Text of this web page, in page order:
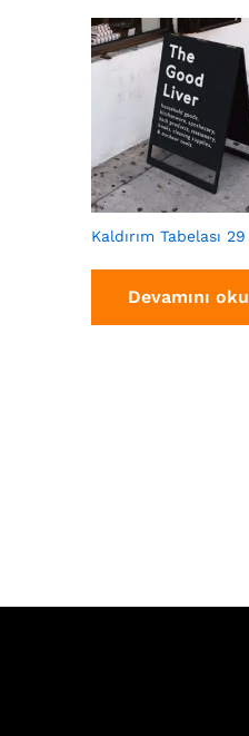
Kaldırım Tabelası 29
Devamını oku